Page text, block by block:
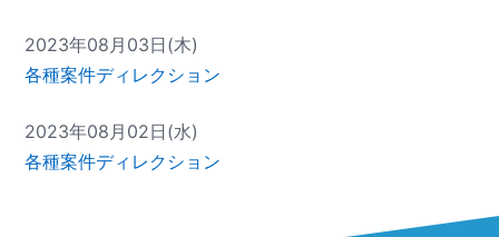
2023年08月03日(木)
各種案件ディレクション
2023年08月02日(水)
各種案件ディレクション